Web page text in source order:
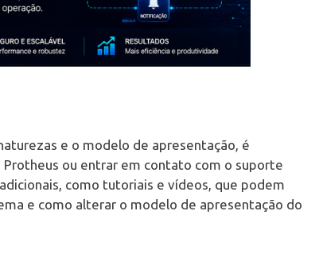
e o modelo de apresentação, é
ou entrar em contato com o suporte
como tutoriais e vídeos, que podem
e como alterar o modelo de apresentação do